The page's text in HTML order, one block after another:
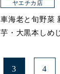
ヤエチカ店
車海老と旬野菜
芋・大黒本しめ
3 4